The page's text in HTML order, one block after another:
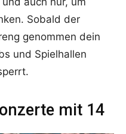
Sobald der
genommen dein
und Spielhallen
mit 14